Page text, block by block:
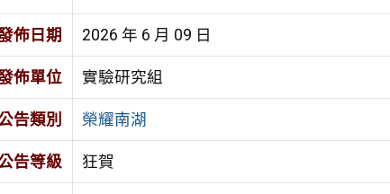
佈日期 2026 年 6 月 09 日
佈單位 實驗研究組
告類別 榮耀南湖
告等級 狂賀